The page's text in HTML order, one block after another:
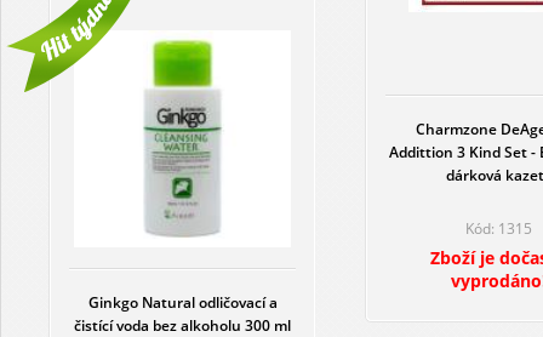
Ginkgo Natural odličovací a
čistící voda bez alkoholu 300 ml
Charmzone
Addittion 3 Kind Set -
dárková
Kód: 1315
Zboží je